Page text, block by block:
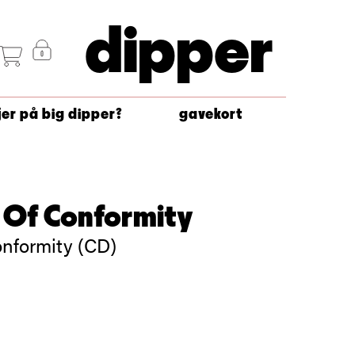
dipper
på big dipper? gavekort
Conformity
(CD)